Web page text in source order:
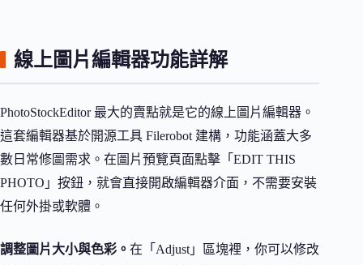
線上圖片編輯器功能詳解
PhotoStockEditor 最大的賣點就是它的線上圖片編輯器。
這套編輯器基於開源工具 Filerobot 建構，功能涵蓋大多
數日常修圖需求。在圖片預覽頁面點擊「EDIT THIS
PHOTO」按鈕，就會直接開啟編輯器介面，不需要安裝
任何外掛或軟體。
調整圖片大小與色彩。 在「Adjust」區塊裡，你可以修改